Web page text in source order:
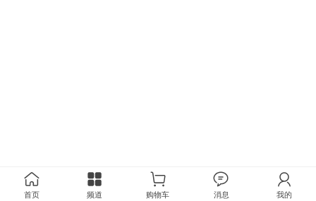
首页 频道 购物车 消息 我的